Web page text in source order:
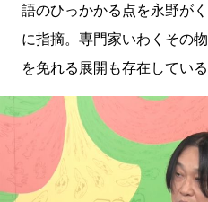
語のひっかかる点を永野が
に指摘。専門家いわくその
を免れる展開も存在してい